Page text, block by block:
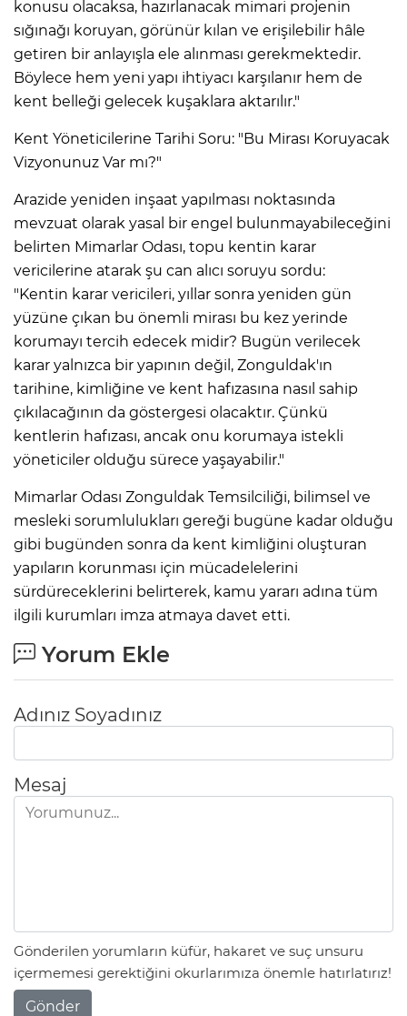
konusu olacaksa, hazırlanacak mimari projenin
sığınağı koruyan, görünür kılan ve erişilebilir hâle
getiren bir anlayışla ele alınması gerekmektedir.
Böylece hem yeni yapı ihtiyacı karşılanır hem de
kent belleği gelecek kuşaklara aktarılır."
Kent Yöneticilerine Tarihi Soru: "Bu Mirası Koruyacak
Vizyonunuz Var mı?"
Arazide yeniden inşaat yapılması noktasında
mevzuat olarak yasal bir engel bulunmayabileceğini
belirten Mimarlar Odası, topu kentin karar
vericilerine atarak şu can alıcı soruyu sordu:
"Kentin karar vericileri, yıllar sonra yeniden gün
yüzüne çıkan bu önemli mirası bu kez yerinde
korumayı tercih edecek midir? Bugün verilecek
karar yalnızca bir yapının değil, Zonguldak'ın
tarihine, kimliğine ve kent hafızasına nasıl sahip
çıkılacağının da göstergesi olacaktır. Çünkü
kentlerin hafızası, ancak onu korumaya istekli
yöneticiler olduğu sürece yaşayabilir."
Mimarlar Odası Zonguldak Temsilciliği, bilimsel ve
mesleki sorumlulukları gereği bugüne kadar olduğu
gibi bugünden sonra da kent kimliğini oluşturan
yapıların korunması için mücadelelerini
sürdüreceklerini belirterek, kamu yararı adına tüm
ilgili kurumları imza atmaya davet etti.
Yorum Ekle
Adınız Soyadınız
Mesaj
Gönderilen yorumların küfür, hakaret ve suç unsuru
içermemesi gerektiğini okurlarımıza önemle hatırlatırız!
Gönder